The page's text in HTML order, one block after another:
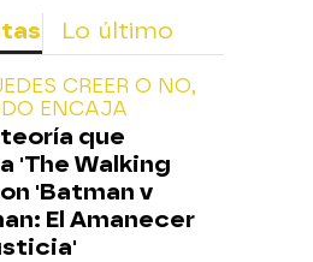
Lo último
CREER O NO,
ENCAJA
que
'The Walking
'Batman v
El Amanecer